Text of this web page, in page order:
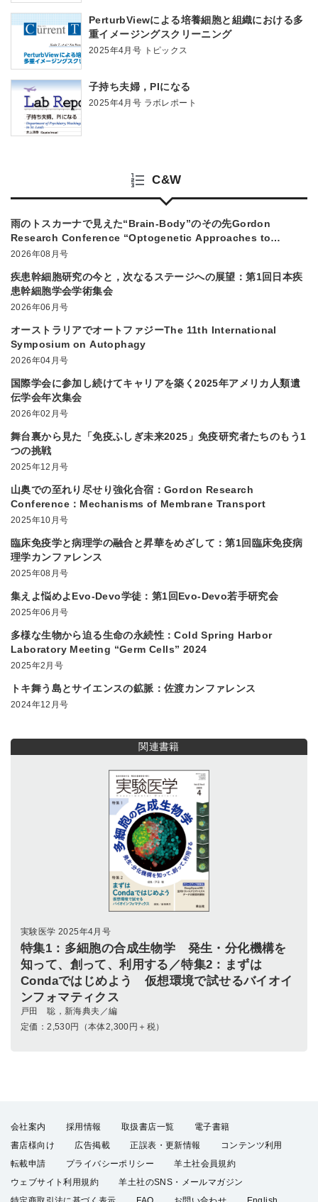
PerturbViewによる培養細胞と組織における多
重イメージングスクリーニング
2025年4月号 トピックス
子持ち夫婦，PIになる
2025年4月号 ラボレポート
C&W
雨のトスカーナで見えた“Brain-Body”のその先Gordon
Research Conference “Optogenetic Approaches to
Understanding Neural Circuits and Behavior”
2026年08月号
疾患幹細胞研究の今と，次なるステージへの展望：第1回日本疾
患幹細胞学会学術集会
2026年06月号
オーストラリアでオートファジーThe 11th International
Symposium on Autophagy
2026年04月号
国際学会に参加し続けてキャリアを築く2025年アメリカ人類遺
伝学会年次集会
2026年02月号
舞台裏から見た「免疫ふしぎ未来2025」免疫研究者たちのもう1
つの挑戦
2025年12月号
山奥での至れり尽せり強化合宿：Gordon Research
Conference：Mechanisms of Membrane Transport
2025年10月号
臨床免疫学と病理学の融合と昇華をめざして：第1回臨床免疫病
理学カンファレンス
2025年08月号
集えよ悩めよEvo-Devo学徒：第1回Evo-Devo若手研究会
2025年06月号
多様な生物から迫る生命の永続性：Cold Spring Harbor
Laboratory Meeting “Germ Cells” 2024
2025年2月号
トキ舞う島とサイエンスの鉱脈：佐渡カンファレンス
2024年12月号
関連書籍
実験医学 2025年4月号
特集1：多細胞の合成生物学 発生・分化機構を
知って、創って、利用する／特集2：まずは
Condaではじめよう 仮想環境で試せるバイオイ
ンフォマティクス
戸田 聡，新海典夫／編
定価：2,530円（本体2,300円＋税）
会社案内 採用情報 取扱書店一覧
電子書籍
書店様向け
広告掲載 正誤表・更新情報
コンテンツ利用
転載申請
プライバシーポリシー
羊土社会員規約
ウェブサイト利用規約
羊土社のSNS・メールマガジン